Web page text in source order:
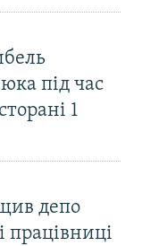
під час
1
депо
працівниці